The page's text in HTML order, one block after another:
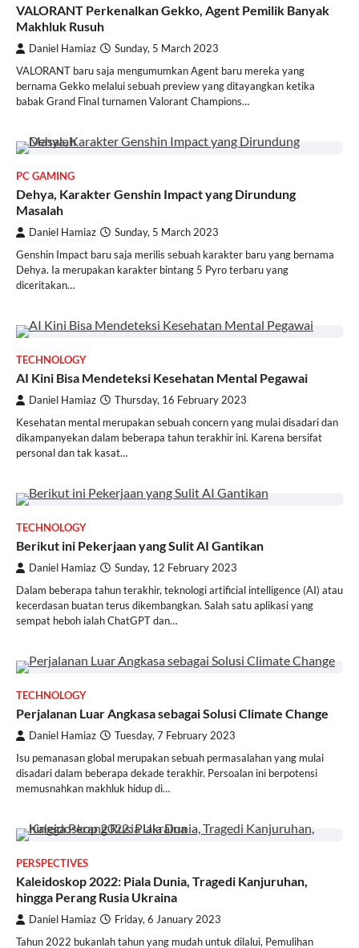
VALORANT Perkenalkan Gekko, Agent Pemilik Banyak
Makhluk Rusuh
Daniel Hamiaz Sunday, 5 March 2023
VALORANT baru saja mengumumkan Agent baru mereka yang
bernama Gekko melalui sebuah preview yang ditayangkan ketika
babak Grand Final turnamen Valorant Champions…
PC GAMING
Dehya, Karakter Genshin Impact yang Dirundung
Masalah
Daniel Hamiaz Sunday, 5 March 2023
Genshin Impact baru saja merilis sebuah karakter baru yang bernama
Dehya. Ia merupakan karakter bintang 5 Pyro terbaru yang
diceritakan…
TECHNOLOGY
AI Kini Bisa Mendeteksi Kesehatan Mental Pegawai
Daniel Hamiaz Thursday, 16 February 2023
Kesehatan mental merupakan sebuah concern yang mulai disadari dan
dikampanyekan dalam beberapa tahun terakhir ini. Karena bersifat
personal dan tak kasat…
TECHNOLOGY
Berikut ini Pekerjaan yang Sulit AI Gantikan
Daniel Hamiaz Sunday, 12 February 2023
Dalam beberapa tahun terakhir, teknologi artificial intelligence (AI) atau
kecerdasan buatan terus dikembangkan. Salah satu aplikasi yang
sempat heboh ialah ChatGPT dan…
TECHNOLOGY
Perjalanan Luar Angkasa sebagai Solusi Climate Change
Daniel Hamiaz Tuesday, 7 February 2023
Isu pemanasan global merupakan sebuah permasalahan yang mulai
disadari dalam beberapa dekade terakhir. Persoalan ini berpotensi
memusnahkan makhluk hidup di…
PERSPECTIVES
Kaleidoskop 2022: Piala Dunia, Tragedi Kanjuruhan,
hingga Perang Rusia Ukraina
Daniel Hamiaz Friday, 6 January 2023
Tahun 2022 bukanlah tahun yang mudah untuk dilalui, Pemulihan